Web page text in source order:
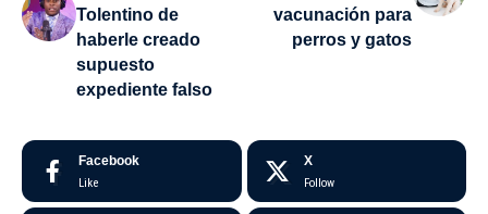
Tolentino de
haberle creado
supuesto
expediente falso
vacunación para
perros y gatos
Facebook
Like
X
Follow